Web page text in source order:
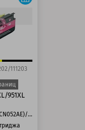
111203
951XL
HP 950 (CN049AE)/ 951 (CN052AE)/ 951 (CN051AE)/ 951 (CN050AE)/ 950XL (CN045AE)/ 951XL (CN046AE)/ 951XL (CN047AE)/ 951XL (CN048AE)